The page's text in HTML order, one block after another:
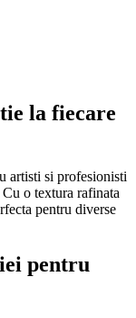
la fiecare
artisti si profesionisti
o textura rafinata
pentru diverse
pentru